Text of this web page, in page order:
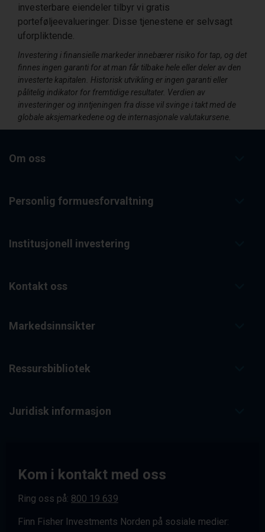
investerbare eiendeler tilbyr vi gratis
porteføljeevalueringer. Disse tjenestene er selvsagt
uforpliktende.
Investering i finansielle markeder innebærer risiko for tap, og det
finnes ingen garanti for at man får tilbake hele eller deler av den
investerte kapitalen. Historisk utvikling er ingen garanti eller
pålitelig indikator for fremtidige resultater. Verdien av
investeringer og inntjeningen fra disse vil svinge i takt med de
globale aksjemarkedene og de internasjonale valutakursene.
Om oss
Personlig formuesforvaltning
Institusjonell investering
Kontakt oss
Markedsinnsikter
Ressursbibliotek
Juridisk informasjon
Kom i kontakt med oss
Ring oss på: 800 19 639
Finn Fisher Investments Norden på sosiale medier: